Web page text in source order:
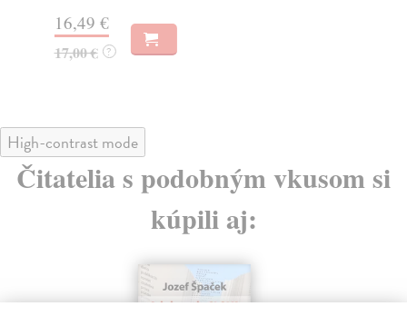
16,49 €
17,00 € ?
High-contrast mode
Čitatelia s podobným vkusom si
kúpili aj: